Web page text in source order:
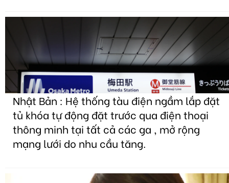
Nhật Bản : Hệ thống tàu điện ngầm lắp đặt
tủ khóa tự động đặt trước qua điện thoại
thông minh tại tất cả các ga , mở rộng
mạng lưới do nhu cầu tăng.